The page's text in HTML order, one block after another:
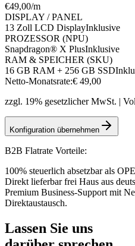
€49,00/m
DISPLAY / PANEL
13 Zoll LCD DisplayInklusive
PROZESSOR (NPU)
Snapdragon® X PlusInklusive
RAM & SPEICHER (SKU)
16 GB RAM + 256 GB SSD
Netto-Monatsrate:€ 49,00
zzgl. 19% gesetzlicher MwSt. |
Konfiguration übernehmen
B2B Flatrate Vorteile:
100% steuerlich absetzbar als
Direkt lieferbar frei Haus aus
Premium Business-Support mit
Direktaustausch.
Lassen Sie uns